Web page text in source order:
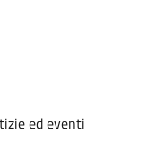
ed eventi